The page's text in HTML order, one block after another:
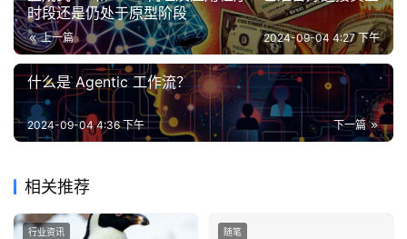
时段还是仍处于原型阶段
上一篇 2024-09-04 4:27 下午
什么是 Agentic 工作流？
下一篇
2024-09-04 4:36 下午
相关推荐
行业资讯 随笔